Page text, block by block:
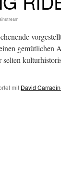
gemütlichen
mit David